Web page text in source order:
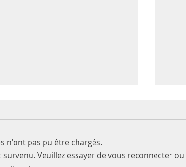
n'ont pas pu être chargés.
Veuillez essayer de vous reconnecter ou